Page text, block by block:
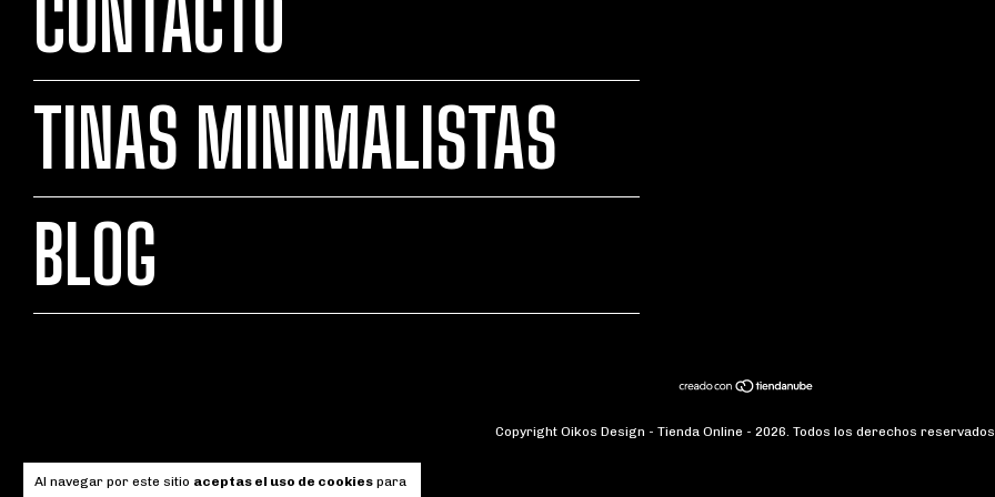
Al navegar por este sitio aceptas el uso de cookies para
CONTACTO
TINAS MINIMALISTAS
BLOG
Copyright Oikos Design - Tienda Online - 2026. Todos los derechos